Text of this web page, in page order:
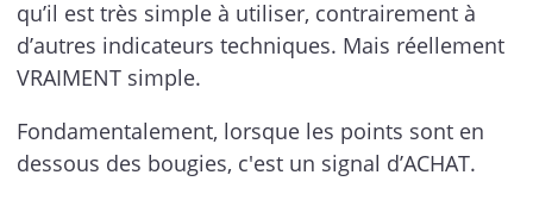
qu’il est très simple à utiliser, contrairement à
d’autres indicateurs techniques. Mais réellement
VRAIMENT simple.
Fondamentalement, lorsque les points sont en
dessous des bougies, c'est un signal d’ACHAT.